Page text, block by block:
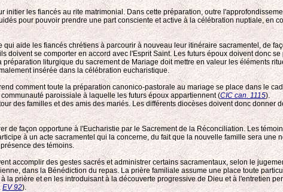
les fiancés au rite matrimonial. Dans cette préparation, outre
pour pouvoir prendre une part consciente et active à la célébration nuptiale, en
aide les fiancés chrétiens à parcourir à nouveau leur itinéraire sacramentel, de
se comporter en accord avec l'Esprit Saint. Les futurs époux doivent donc
préparation liturgique du sacrement de Mariage doit mettre en valeur les éléments
insérée dans la célébration eucharistique.
comment toute la préparation canonico-pastorale au mariage se place dans le
paroissiale à laquelle les futurs époux appartiennent (CIC can. 1115).
des familles et des amis des mariés. Les différents diocèses doivent donc donner
de façon opportune à l'Eucharistie par le Sacrement de la Réconciliation. Les
à un acte sacramentel qui la concerne, du fait que la nouvelle famille sera une
des témoins.
accomplir des gestes sacrés et administrer certains sacramentaux, selon le
dans la Bénédiction du repas. La prière familiale assume une place toute
prière et en les introduisant à la découverte progressive de Dieu et à l'entretien
EV 92).